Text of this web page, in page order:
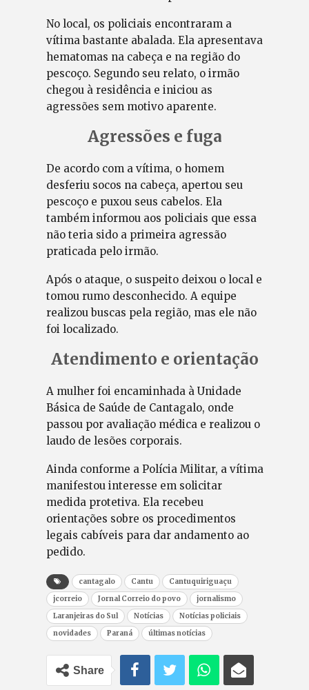
No local, os policiais encontraram a
vítima bastante abalada. Ela apresentava
hematomas na cabeça e na região do
pescoço. Segundo seu relato, o irmão
chegou à residência e iniciou as
agressões sem motivo aparente.
Agressões e fuga
De acordo com a vítima, o homem
desferiu socos na cabeça, apertou seu
pescoço e puxou seus cabelos. Ela
também informou aos policiais que essa
não teria sido a primeira agressão
praticada pelo irmão.
Após o ataque, o suspeito deixou o local e
tomou rumo desconhecido. A equipe
realizou buscas pela região, mas ele não
foi localizado.
Atendimento e orientação
A mulher foi encaminhada à Unidade
Básica de Saúde de Cantagalo, onde
passou por avaliação médica e realizou o
laudo de lesões corporais.
Ainda conforme a Polícia Militar, a vítima
manifestou interesse em solicitar
medida protetiva. Ela recebeu
orientações sobre os procedimentos
legais cabíveis para dar andamento ao
pedido.
cantagalo Cantu
Cantuquiriguaçu
jcorreio
Jornal Correio do povo
jornalismo
Laranjeiras do Sul
Notícias
Notícias policiais
novidades
Paraná últimas notícias
Share